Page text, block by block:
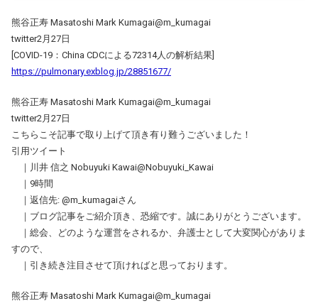
熊谷正寿 Masatoshi Mark Kumagai@m_kumagai
twitter2月27日
[COVID-19：China CDCによる72314人の解析結果]
https://pulmonary.exblog.jp/28851677/
熊谷正寿 Masatoshi Mark Kumagai@m_kumagai
twitter2月27日
こちらこそ記事で取り上げて頂き有り難うございました！
引用ツイート
｜川井 信之 Nobuyuki Kawai@Nobuyuki_Kawai
｜9時間
｜返信先: @m_kumagaiさん
｜ブログ記事をご紹介頂き、恐縮です。誠にありがとうございます。
｜総会、どのような運営をされるか、弁護士として大変関心がありま
すので、
｜引き続き注目させて頂ければと思っております。
熊谷正寿 Masatoshi Mark Kumagai@m_kumagai